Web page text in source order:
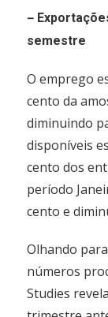
–
semestre
O emprego
cento da
diminuindo
disponíveis
cento dos
período
cento e
Olhando
números
Studies